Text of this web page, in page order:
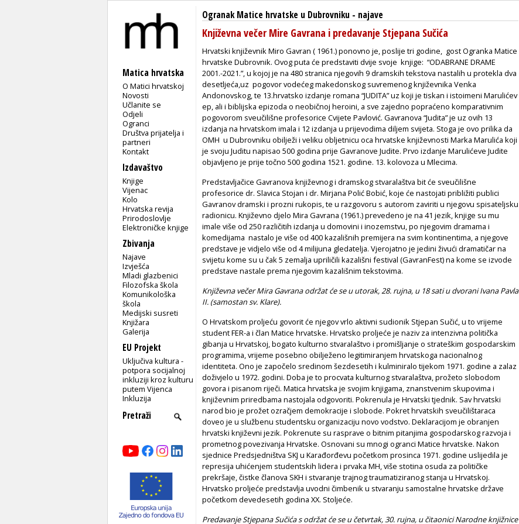
Matica hrvatska
O Matici hrvatskoj
Novosti
Učlanite se
Odjeli
Ogranci
Društva prijatelja i
partneri
Kontakt
Izdavaštvo
Knjige
Vijenac
Kolo
Hrvatska revija
Prirodoslovlje
Elektroničke knjige
Zbivanja
Najave
Izvješća
Mladi glazbenici
Filozofska škola
Komunikološka
škola
Medijski susreti
Knjižara
Galerija
EU Projekt
Uključiva kultura -
potpora socijalnoj
inkluziji kroz kulturu
putem Vijenca
Inkluzija
Ogranak Matice hrvatske u Dubrovniku - najave
Književna večer Mire Gavrana i predavanje Stjepana Sučića
Hrvatski književnik Miro Gavran ( 1961.) ponovno je, poslije tri godine, gost Ogranka Matice
hrvatske Dubrovnik. Ovog puta će predstaviti dvije svoje knjige: “ODABRANE DRAME
2001.-2021.”, u kojoj je na 480 stranica njegovih 9 dramskih tekstova nastalih u protekla dva
desetljeća,uz pogovor vodećeg makedonskog suvremenog književnika Venka
Andonovskog, te 13.hrvatsko izdanje romana “JUDITA” uz koji je tiskan i istoimeni Marulićev
ep, ali i biblijska epizoda o neobičnoj heroini, a sve zajedno popraćeno komparativnim
pogovorom sveučilišne profesorice Cvijete Pavlović. Gavranova “Judita” je uz ovih 13
izdanja na hrvatskom imala i 12 izdanja u prijevodima diljem svijeta. Stoga je ovo prilika da
OMH u Dubrovniku obilježi i veliku obljetnicu oca hrvatske književnosti Marka Marulića koji
je svoju Juditu napisao 500 godina prije Gavranove Judite. Prvo izdanje Marulićeve Judite
objavljeno je prije točno 500 godina 1521. godine. 13. kolovoza u Mlecima.
Predstavljačice Gavranova književnog i dramskog stvaralaštva bit će sveučilišne
profesorice dr. Slavica Stojan i dr. Mirjana Polić Bobić, koje će nastojati približiti publici
Gavranov dramski i prozni rukopis, te u razgovoru s autorom zaviriti u njegovu spisateljsku
radionicu. Književno djelo Mira Gavrana (1961.) prevedeno je na 41 jezik, knjige su mu
imale više od 250 različitih izdanja u domovini i inozemstvu, po njegovim dramama i
komedijama nastalo je više od 400 kazališnih premijera na svim kontinentima, a njegove
predstave je vidjelo više od 4 milijuna gledatelja. Vjerojatno je jedini živući dramatičar na
svijetu kome su u čak 5 zemalja upriličili kazališni festival (GavranFest) na kome se izvode
predstave nastale prema njegovim kazališnim tekstovima.
Književna večer Mira Gavrana održat će se u utorak, 28. rujna, u 18 sati u dvorani Ivana Pavla
II. (samostan sv. Klare).
O Hrvatskom proljeću govorit će njegov vrlo aktivni sudionik Stjepan Sučić , u to vrijeme
student FER-a i član Matice hrvatske. Hrvatsko proljeće je naziv za intenzivna politička
gibanja u Hrvatskoj, bogato kulturno stvaralaštvo i promišljanje o strateškim gospodarskim
programima, vrijeme posebno obilježeno legitimiranjem hrvatskoga nacionalnog
identiteta. Ono je započelo sredinom šezdesetih i kulminiralo tijekom 1971. godine a zalaz
doživjelo u 1972. godini. Doba je to procvata kulturnog stvaralaštva, prožeto slobodom
govora i pisanom riječi. Matica hrvatska je svojim knjigama, znanstvenim skupovima i
književnim priredbama nastojala odgovoriti. Pokrenula je Hrvatski tjednik. Sav hrvatski
narod bio je prožet ozračjem demokracije i slobode. Pokret hrvatskih sveučilištaraca
doveo je u službenu studentsku organizaciju novo vodstvo. Deklaracijom je obranjen
hrvatski književni jezik. Pokrenute su rasprave o bitnim pitanjima gospodarskog razvoja i
prometnog povezivanja Hrvatske. Osnovani su mnogi ogranci Matice hrvatske. Nakon
sjednice Predsjedništva SKJ u Karađorđevu početkom prosinca 1971. godine uslijedila je
represija uhićenjem studentskih lidera i prvaka MH, više stotina osuda za političke
prekršaje, čistke članova SKH i stvaranje trajnog traumatiziranog stanja u Hrvatskoj.
Hrvatsko proljeće predstavlja uvodni čimbenik u stvaranju samostalne hrvatske države
početkom devedesetih godina XX. Stoljeće.
Predavanje Stjepana Sučića s održat će se u četvrtak, 30. rujna, u čitaonici Narodne knjižnice